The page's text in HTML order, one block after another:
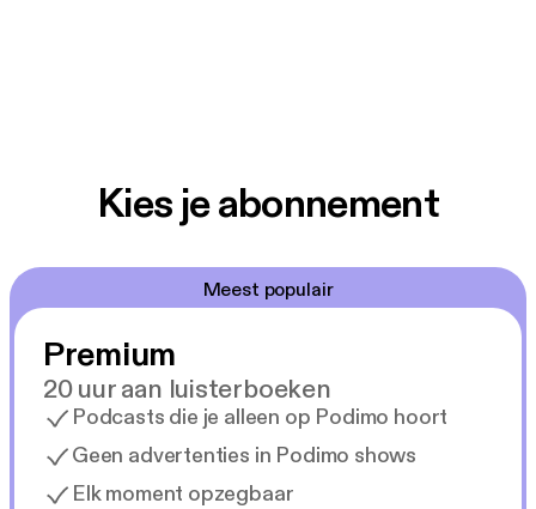
Kies je abonnement
Meest populair
Premium
20 uur aan luisterboeken
Podcasts die je alleen op Podimo hoort
Geen advertenties in Podimo shows
Elk moment opzegbaar